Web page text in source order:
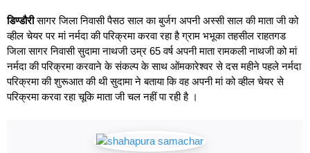
डिण्डौरीसागर जिला निवासी पैसठ साल का बुर्जग अपनी अस्सी साल की माता जी को
व्हील चेयर पर मां नर्मदा की परिक्रमा करवा रहा है ग्राम भभूका तहसील राहतगड
जिला सागर निवासी सुदामा नाथजी उम्र 65 वर्ष अपनी माता रामकली नाथजी को मां
नर्मदा की परिक्रमा करवाने के संकल्प के साथ ओंमकारेश्वर से दस महीने पहले नर्मदा
परिक्रमा की शुरूआत की थी सुदामा ने बताया कि वह अपनी मां को व्हील चेयर से
परिक्रमा करवा रहा चूकि माता जी चल नहीं पा रही है ।